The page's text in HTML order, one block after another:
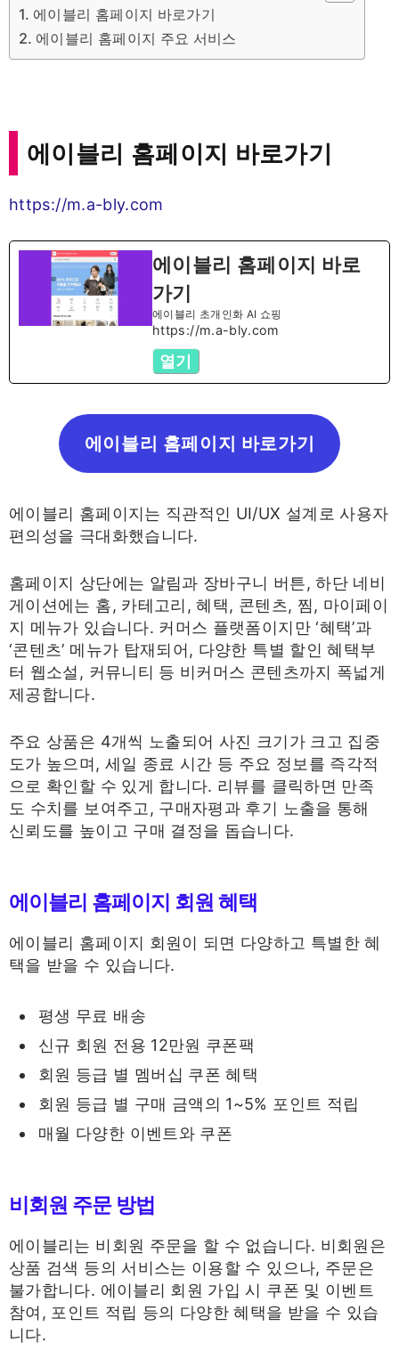
에이블리 홈페이지 바로가기
에이블리 홈페이지 주요 서비스
에이블리 홈페이지 바로가기
https://m.a-bly.com
에이블리 홈페이지 바로
가기
에이블리 초개인화 AI 쇼핑
https://m.a-bly.com
열기
에이블리 홈페이지 바로가기
에이블리 홈페이지는 직관적인 UI/UX 설계로 사용자
편의성을 극대화했습니다.
홈페이지 상단에는 알림과 장바구니 버튼, 하단 네비
게이션에는 홈, 카테고리, 혜택, 콘텐츠, 찜, 마이페이
지 메뉴가 있습니다. 커머스 플랫폼이지만 ‘혜택’과
‘콘텐츠’ 메뉴가 탑재되어, 다양한 특별 할인 혜택부
터 웹소설, 커뮤니티 등 비커머스 콘텐츠까지 폭넓게
제공합니다.
​주요 상품은 4개씩 노출되어 사진 크기가 크고 집중
도가 높으며, 세일 종료 시간 등 주요 정보를 즉각적
으로 확인할 수 있게 합니다. 리뷰를 클릭하면 만족
도 수치를 보여주고, 구매자평과 후기 노출을 통해
신뢰도를 높이고 구매 결정을 돕습니다.
에이블리 홈페이지 회원 혜택
에이블리 홈페이지 회원이 되면 다양하고 특별한 혜
택을 받을 수 있습니다.
평생 무료 배송
신규 회원 전용 12만원 쿠폰팩
회원 등급 별 멤버십 쿠폰 혜택
회원 등급 별 구매 금액의 1~5% 포인트 적립
매월 다양한 이벤트와 쿠폰
비회원 주문 방법
에이블리는 비회원 주문을 할 수 없습니다. 비회원은
상품 검색 등의 서비스는 이용할 수 있으나, 주문은
불가합니다. 에이블리 회원 가입 시 쿠폰 및 이벤트
참여, 포인트 적립 등의 다양한 혜택을 받을 수 있습
니다.